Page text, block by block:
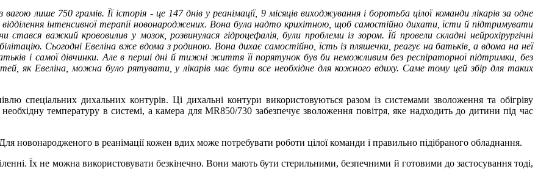
лише 750 грамів. Її історія - це 147 днів у реанімації, 9 місяців виходжування і боротьба цілої команди лікарів за одне
інтенсивної терапії новонароджених. Вона була надто крихітною, щоб самостійно дихати, їсти й підтримувати
важкий крововилив у мозок, розвинулася гідроцефалія, були проблеми із зором. Їй провели складні нейрохірургічні
Сьогодні Евеліна вже вдома з родиною. Вона дихає самостійно, їсть із пляшечки, реагує на батьків, а вдома на неї
і самої дівчинки. Але в перші дні й тижні життя її порятунок був би неможливим без респіраторної підтримки, без
як Евеліна, можна було рятувати, у лікарів має бути все необхідне для кожного вдиху. Саме тому цей збір для таких
спеціальних дихальних контурів. Ці дихальні контури використовуються разом із системами зволоження та обігріву
температуру в системі, а камера для MR850/730 забезпечує зволоження повітря, яке надходить до дитини під час
новонародженого в реанімації кожен вдих може потребувати роботи цілої команди і правильно підібраного обладнання.
Їх не можна використовувати безкінечно. Вони мають бути стерильними, безпечними й готовими до застосування тоді,